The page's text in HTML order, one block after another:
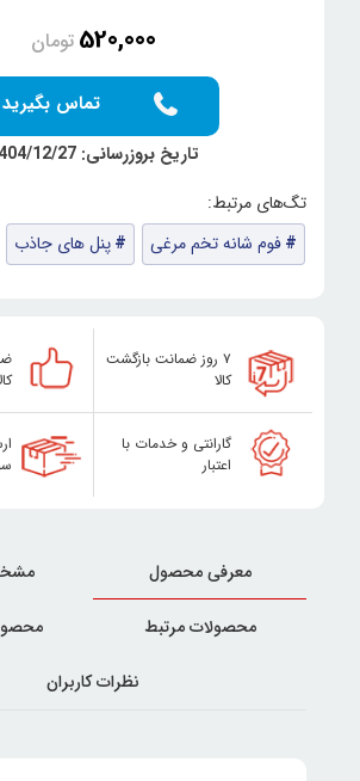
520,000 تومان
تماس بگیرید
تاریخ بروزرسانی: 1404/12/27
فوم شانه تخم مرغی پنل های جاذب
۷ روز ضمانت بازگشت
کالا
گارانتی و خدمات با
اعتبار
معرفی محصول
محصولات مرتبط
نظرات کاربران